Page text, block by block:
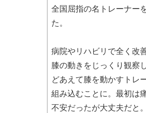
全国屈指の名トレーナー
た。
病院やリハビリで全く改
膝の動きをじっくり観察
どあえて膝を動かすトレ
組み込むことに。最初は
不安だったが大丈夫だと。